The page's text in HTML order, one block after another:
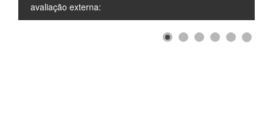
avaliação externa: